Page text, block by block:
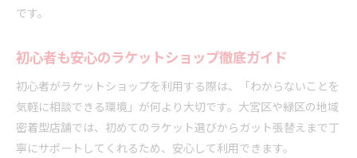
ガット張替えを重視したラケットショップ比較法
価格や口コミで選ぶラケットショップの見極め方
営業時間やサービス充実度で選ぶラケットショッ
プ
オンラインショップ活用によるラケットショップ
です。
初心者も安心のラケットショップ徹底ガイド
初心者がラケットショップを利用する際は、「わからないことを
気軽に相談できる環境」が何より大切です。大宮区や緑区の地域
密着型店舗では、初めてのラケット選びからガット張替えまで丁
寧にサポートしてくれるため、安心して利用できます。